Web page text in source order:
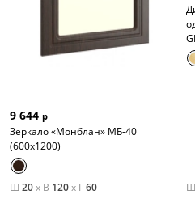
9 644 р
Зеркало «Монблан» МБ-40
(600х1200)
Ш 20x В 120x Г60 Ш